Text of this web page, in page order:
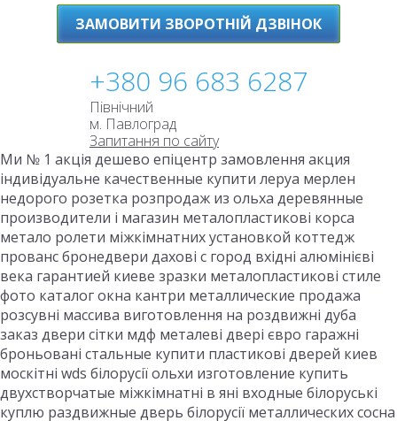
ЗАМОВИТИ ЗВОРОТНІЙ ДЗВІНОК
+380 96 683 6287
Північний
м. Павлоград
Запитання по сайту
Ми № 1 акція дешево епіцентр замовлення акция
індивідуальне качественные купити леруа мерлен
недорого розетка розпродаж из ольха деревянные
производители і магазин металопластикові корса
метало ролети міжкімнатних установкой коттедж
прованс бронедвери дахові с город вхідні алюмінієві
века гарантией киеве зразки металопластикові стиле
фото каталог окна кантри металлические продажа
розсувні массива виготовлення на роздвижні дуба
заказ двери сітки мдф металеві двері євро гаражні
броньовані стальные купити пластикові дверей киев
москітні wds білорусії ольхи изготовление купить
двухстворчатые міжкімнатні в яні входные білоруські
куплю раздвижные дверь білорусії металлических сосна